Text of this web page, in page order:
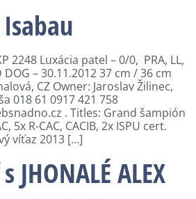
2248 Luxácia patel – 0/0, PRA, LL,
DOG – 30.11.2012 37 cm / 36 cm
CZ Owner: Jaroslav Žilinec,
018 61 0917 421 758
. Titles: Grand šampión
5x R-CAC, CACIB, 2x ISPU cert.
víťaz 2013 […]
JHONALÉ ALEX